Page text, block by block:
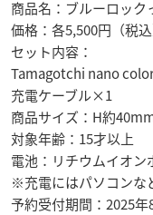
商品名：ブルーロッ
価格：各5,500円（税込
セット内容：
Tamagotchi nano
充電ケーブル×1
商品サイズ：H約
対象年齢：15才以上
電池：リチウムイオン
※充電にはパソコンな
予約受付期間：2025